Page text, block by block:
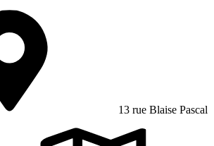
13 rue Blaise Pascal